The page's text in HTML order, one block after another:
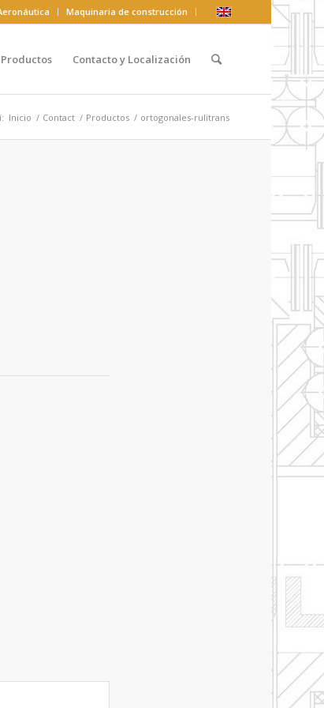
Maquinaria de construcción
Productos Contacto y Localización
Inicio / Contact / Productos / ortogonales-rulitrans